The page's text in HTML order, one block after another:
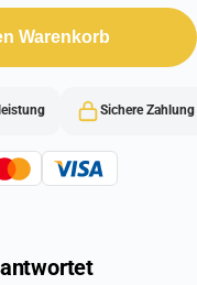
Warenkorb
Sichere Zahlung